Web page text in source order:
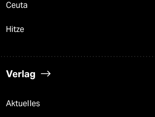
Ceuta
Hitze
Verlag
Aktuelles